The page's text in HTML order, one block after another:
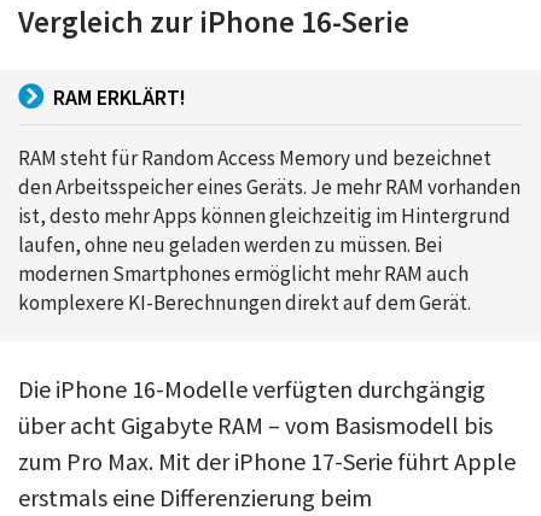
Vergleich zur iPhone 16-Serie
RAM ERKLÄRT!
RAM steht für Random Access Memory und bezeichnet
den Arbeitsspeicher eines Geräts. Je mehr RAM vorhanden
ist, desto mehr Apps können gleichzeitig im Hintergrund
laufen, ohne neu geladen werden zu müssen. Bei
modernen Smartphones ermöglicht mehr RAM auch
komplexere KI-Berechnungen direkt auf dem Gerät.
Die iPhone 16-Modelle verfügten durchgängig
über acht Gigabyte RAM – vom Basismodell bis
zum Pro Max. Mit der iPhone 17-Serie führt Apple
erstmals eine Differenzierung beim